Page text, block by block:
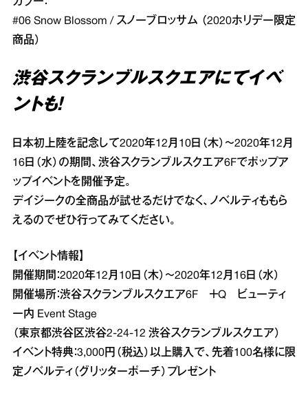
カラー：
#06 Snow Blossom / スノーブロッサム （2020ホリデー限定
商品）
​渋谷スクランブルスクエアにてイベ
ントも！
日本初上陸を記念して2020年12月10日（木）～2020年12月
16日（水）の期間、渋谷スクランブルスクエア6Fでポップア
ップイベントを開催予定。
デイジークの全商品が試せるだけでなく、ノベルティももら
えるのでぜひ行ってみてください。
【イベント情報】
開催期間：2020年12月10日（木）～2020年12月16日（水）
開催場所：渋谷スクランブルスクエア6F ＋Q ビューティ
ー内 Event Stage
（東京都渋谷区渋谷2-24-12 渋谷スクランブルスクエア）
イベント特典：3,000円（税込）以上購入で、先着100名様に限
定ノベルティ（グリッターポーチ）プレゼント